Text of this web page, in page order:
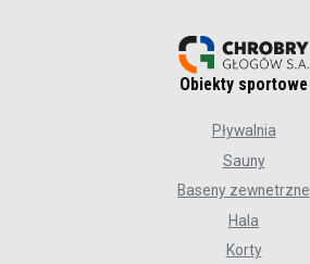
Obiekty sportowe
Pływalnia
Sauny
Baseny zewnetrzne
Hala
Korty